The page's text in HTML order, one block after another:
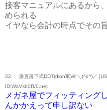
接客マニュアルにあるから
められる
イヤなら会計の時点でその
33 ： 垂直落下式DDT(dion軍)＠＼(^o^)／
ID:WaVxb0R/0.net
メガネ屋でフィッティング
んかかえって申し訳ない